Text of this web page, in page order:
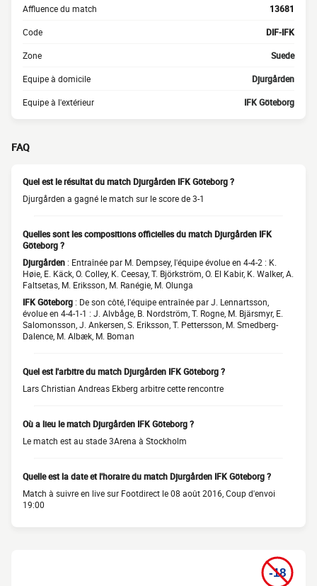
Affluence du match 13681
Code DIF-IFK
Zone Suede
Equipe à domicile Djurgården
Equipe à l'extérieur IFK Göteborg
FAQ
Quel est le résultat du match Djurgården IFK Göteborg ?
Djurgården a gagné le match sur le score de 3-1
Quelles sont les compositions officielles du match Djurgården IFK
Göteborg ?
Djurgården : Entraînée par M. Dempsey, l'équipe évolue en 4-4-2 : K.
Høie, E. Käck, O. Colley, K. Ceesay, T. Björkström, O. El Kabir, K. Walker, A.
Faltsetas, M. Eriksson, M. Ranégie, M. Olunga
IFK Göteborg : De son côté, l'équipe entraînée par J. Lennartsson,
évolue en 4-4-1-1 : J. Alvbåge, B. Nordström, T. Rogne, M. Bjärsmyr, E.
Salomonsson, J. Ankersen, S. Eriksson, T. Pettersson, M. Smedberg-
Dalence, M. Albæk, M. Boman
Quel est l'arbitre du match Djurgården IFK Göteborg ?
Lars Christian Andreas Ekberg arbitre cette rencontre
Où a lieu le match Djurgården IFK Göteborg ?
Le match est au stade 3Arena à Stockholm
Quelle est la date et l'horaire du match Djurgården IFK Göteborg ?
Match à suivre en live sur Footdirect le 08 août 2016, Coup d'envoi
19:00